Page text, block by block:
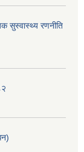
सुस्वास्थ्य रणनीति